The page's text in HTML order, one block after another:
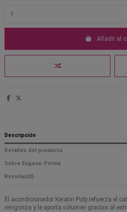
Añadir al
Descripción
Detalles del producto
Sobre Eugene-Perma
Reseñas(0)
El acondicionador Keratin Pulp refuerza el
revigoriza y le aporta volumen gracias al